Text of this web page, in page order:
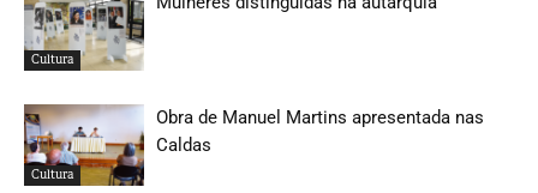
Cultura
Cultura
Obra de Manuel Martins apresentada nas
Caldas